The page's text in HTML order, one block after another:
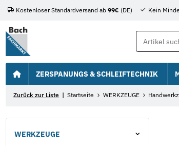
Kostenloser Standardversand ab 99€ (DE) Kein
ZERSPANUNGS & SCHLEIFTECHNIK
Zurück zur Liste Startseite WERKZEUGE
WERKZEUGE